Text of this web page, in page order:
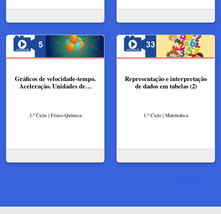
Gráficos de velocidade-tempo.
Aceleração. Unidades de…
3.º Ciclo | Físico-Química
Representação e interpretação
de dados em tabelas (2)
1.º Ciclo | Matemática
Ver mais